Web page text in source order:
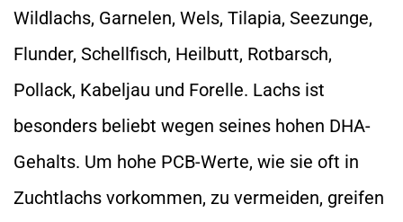
Wildlachs, Garnelen, Wels, Tilapia, Seezunge,
Flunder, Schellfisch, Heilbutt, Rotbarsch,
Pollack, Kabeljau und Forelle. Lachs ist
besonders beliebt wegen seines hohen DHA-
Gehalts. Um hohe PCB-Werte, wie sie oft in
Zuchtlachs vorkommen, zu vermeiden, greifen